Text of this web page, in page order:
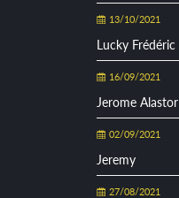
13/10/2021
Lucky Frédéric
16/09/2021
Jerome Alastor
02/09/2021
Jeremy
27/08/2021